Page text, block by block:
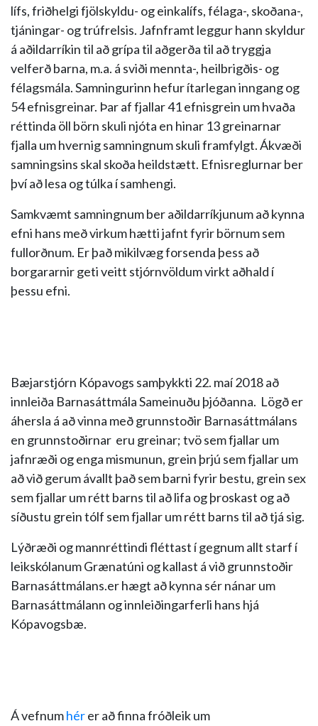
lífs, friðhelgi fjölskyldu- og einkalífs, félaga-, skoðana-,
tjáningar- og trúfrelsis. Jafnframt leggur hann skyldur
á aðildarríkin til að grípa til aðgerða til að tryggja
velferð barna, m.a. á sviði mennta-, heilbrigðis- og
félagsmála. Samningurinn hefur ítarlegan inngang og
54 efnisgreinar. Þar af fjallar 41 efnisgrein um hvaða
réttinda öll börn skuli njóta en hinar 13 greinarnar
fjalla um hvernig samningnum skuli framfylgt. Ákvæði
samningsins skal skoða heildstætt. Efnisreglurnar ber
því að lesa og túlka í samhengi.
Samkvæmt samningnum ber aðildarríkjunum að kynna
efni hans með virkum hætti jafnt fyrir börnum sem
fullorðnum. Er það mikilvæg forsenda þess að
borgararnir geti veitt stjórnvöldum virkt aðhald í
þessu efni.
Bæjarstjórn Kópavogs samþykkti 22. maí 2018 að
innleiða Barnasáttmála Sameinuðu þjóðanna. Lögð er
áhersla á að vinna með grunnstoðir Barnasáttmálans
en grunnstoðirnar eru greinar; tvö sem fjallar um
jafnræði og enga mismunun, grein þrjú sem fjallar um
að við gerum ávallt það sem barni fyrir bestu, grein sex
sem fjallar um rétt barns til að lifa og þroskast og að
síðustu grein tólf sem fjallar um rétt barns til að tjá sig.
Lýðræði og mannréttindi fléttast í gegnum allt starf í
leikskólanum Grænatúni og kallast á við grunnstoðir
Barnasáttmálans.er hægt að kynna sér nánar um
Barnasáttmálann og innleiðingarferli hans hjá
Kópavogsbæ.
Á vefnumhérer að finna fróðleik um